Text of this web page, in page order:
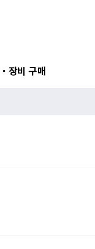
장비 구매